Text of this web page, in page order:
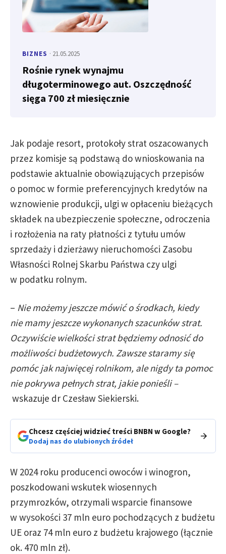
BIZNES · 21.05.2025
Rośnie rynek wynajmu
długoterminowego aut. Oszczędność
sięga 700 zł miesięcznie
Jak podaje resort, protokoły strat oszacowanych
przez komisje są podstawą do wnioskowania na
podstawie aktualnie obowiązujących przepisów
o pomoc w formie preferencyjnych kredytów na
wznowienie produkcji, ulgi w opłaceniu bieżących
składek na ubezpieczenie społeczne, odroczenia
i rozłożenia na raty płatności z tytułu umów
sprzedaży i dzierżawy nieruchomości Zasobu
Własności Rolnej Skarbu Państwa czy ulgi
w podatku rolnym.
– Nie możemy jeszcze mówić o środkach, kiedy
nie mamy jeszcze wykonanych szacunków strat.
Oczywiście wielkości strat będziemy odnosić do
możliwości budżetowych. Zawsze staramy się
pomóc jak najwięcej rolnikom, ale nigdy ta pomoc
nie pokrywa pełnych strat, jakie ponieśli –
wskazuje dr Czesław Siekierski.
Chcesz częściej widzieć treści BNBN w Google?
Dodaj nas do ulubionych źródeł
W 2024 roku producenci owoców i winogron,
poszkodowani wskutek wiosennych
przymrozków, otrzymali wsparcie finansowe
w wysokości 37 mln euro pochodzących z budżetu
UE oraz 74 mln euro z budżetu krajowego (łącznie
ok. 470 mln zł).